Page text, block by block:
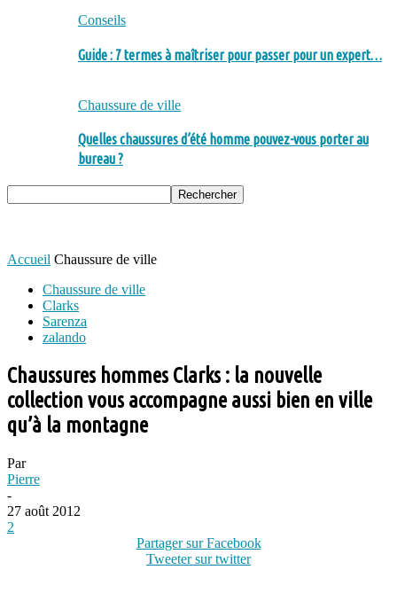
Conseils
Guide : 7 termes à maîtriser pour passer pour un expert…
Chaussure de ville
Quelles chaussures d’été homme pouvez-vous porter au
bureau ?
Accueil Chaussure de ville
Chaussure de ville
Clarks
Sarenza
zalando
Chaussures hommes Clarks : la nouvelle
collection vous accompagne aussi bien en ville
qu’à la montagne
Par
Pierre
-
27 août 2012
2
Partager sur Facebook
Tweeter sur twitter